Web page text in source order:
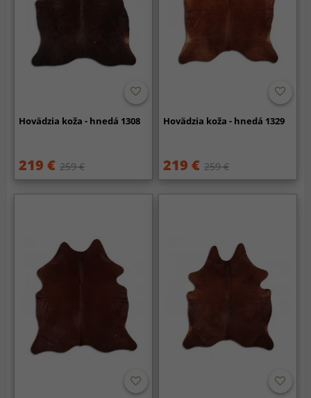
Hovädzia koža - hnedá 1308
219 € 259 €
Hovädzia koža - hnedá 1329
219 € 259 €